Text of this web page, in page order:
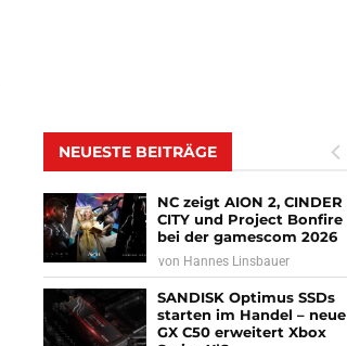
NEUESTE BEITRÄGE
NC zeigt AION 2, CINDER
CITY und Project Bonfire
bei der gamescom 2026
von Hannes Linsbauer
SANDISK Optimus SSDs
starten im Handel – neue
GX C50 erweitert Xbox